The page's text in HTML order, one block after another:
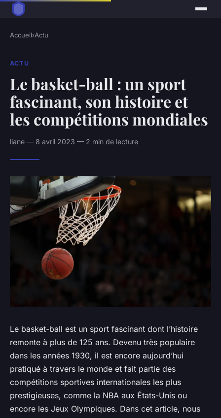
Accueil›Actu
ACTU
Le basket-ball : un sport
fascinant, son histoire et
les compétitions mondiales
liane — 8 avril 2023 — 2 min de lecture
Le basket-ball est un sport fascinant dont l’histoire
remonte à plus de 125 ans. Devenu très populaire
dans les années 1930, il est encore aujourd’hui
pratiqué à travers le monde et fait partie des
compétitions sportives internationales les plus
prestigieuses, comme la NBA aux États-Unis ou
encore les Jeux Olympiques. Dans cet article, nous